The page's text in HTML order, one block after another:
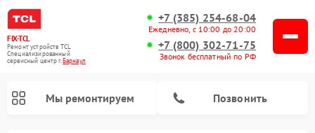
FIX-TCL
Ремонт устройств TCL
Специализированный
cервисный центр г.Барнаул
+7 (385) 254-68-04
Ежедневно, с 10:00 до 20:00
+7 (800) 302-71-75
Звонок бесплатный по РФ
Мы ремонтируем Позвонить